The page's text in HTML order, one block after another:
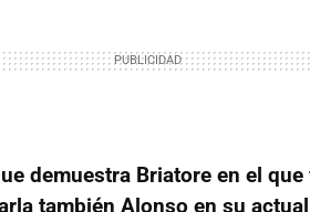
demuestra Briatore en el
también Alonso en su